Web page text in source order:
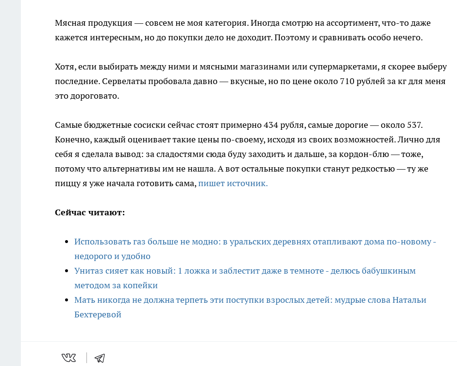
Мясная продукция — совсем не моя категория. Иногда смотрю на ассортимент, что-то даже
кажется интересным, но до покупки дело не доходит. Поэтому и сравнивать особо нечего.
Хотя, если выбирать между ними и мясными магазинами или супермаркетами, я скорее выберу
последние. Сервелаты пробовала давно — вкусные, но по цене около 710 рублей за кг для меня
это дороговато.
Самые бюджетные сосиски сейчас стоят примерно 434 рубля, самые дорогие — около 537.
Конечно, каждый оценивает такие цены по-своему, исходя из своих возможностей. Лично для
себя я сделала вывод: за сладостями сюда буду заходить и дальше, за кордон-блю — тоже,
потому что альтернативы им не нашла. А вот остальные покупки станут редкостью — ту же
пиццу я уже начала готовить сама,пишет источник.
Сейчас читают:
Использовать газ больше не модно: в уральских деревнях отапливают дома по-новому -
недорого и удобно
Унитаз сияет как новый: 1 ложка и заблестит даже в темноте - делюсь бабушкиным
методом за копейки
Мать никогда не должна терпеть эти поступки взрослых детей: мудрые слова Натальи
Бехтеревой